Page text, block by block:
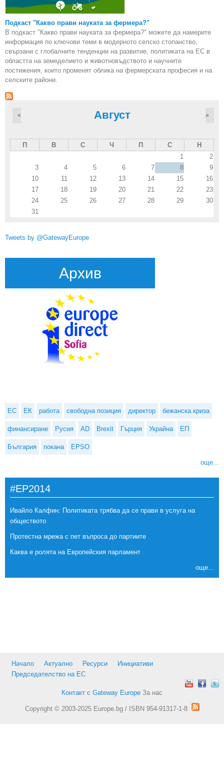
Подкаст "Какво прави науката за фермера?"
В подкаст "Какво прави науката за фермера?" можете да намерите
информация по ключови теми в модерното селско стопанство,
свързани с глобалните тенденции на развитие, политиката на ЕС в
областта на земеделието и животновъдството и научните
постижения, които променят облика на фермерската професия и на
селските райони.
Август
« »
П В С Ч П С
Н
1
2
3
4 5 6 7 8
9
10
11 12 13 14 15
16
17
18 19 20 21 22
23
24
25 26 27 28 29
30
31
Tweets by @GatewayEurope
Архив
ЕС ЕК работа свободна позиция директор бежанска криза
финансиране Русия AD Brexit Гърция Украйна ЕП
България покана EPSO
още...
#EP2014
Ивайло Калфин: Политиката трябва да се прави в услуга на
обществото
Протестна мрежа с пет въпроса до партиите
Каква е ролята на Европейския парламент
още...
Начало Актуално Ресурси
Инициативи
Председателство на ЕС
Контакт с Gateway Europe За нас
Copyright © 2003-2025 Europe.bg / ISBN 954-91317-1-8